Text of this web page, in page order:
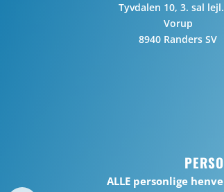
Tyvdalen 10, 3. sal
Vorup
8940 Randers SV
ALLE personlige